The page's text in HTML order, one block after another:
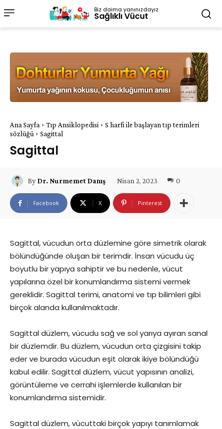
Biz daima yanınızdayız
Sağlıklı Vücut
Ana Sayfa Tıp Ansiklopedisi
S harfi ile başlayan tıp terimleri
sözlüğü
Sagittal
Sagittal
By Dr. Nurmemet Danış Nisan 2, 2023 0
Facebook X Pinterest
Sagittal, vücudun orta düzlemine göre simetrik olarak
bölündüğünde oluşan bir terimdir. İnsan vücudu üç
boyutlu bir yapıya sahiptir ve bu nedenle, vücut
yapılarına özel bir konumlandırma sistemi vermek
gereklidir. Sagittal terimi, anatomi ve tıp bilimleri gibi
birçok alanda kullanılmaktadır.
Sagittal düzlem, vücudu sağ ve sol yarıya ayıran sanal
bir düzlemdir. Bu düzlem, vücudun orta çizgisini takip
eder ve burada vücudun eşit olarak ikiye bölündüğü
kabul edilir. Sagittal düzlem, vücut yapısının analizi,
görüntüleme ve cerrahi işlemlerde kullanılan bir
konumlandırma sistemidir.
Sagittal düzlem, vücuttaki birçok yapıyı tanımlamak